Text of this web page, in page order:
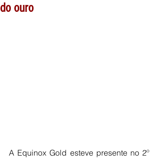
do ouro
A Equinox Gold esteve presente no 2º